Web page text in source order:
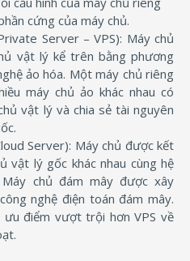
cứng của máy chủ.
Server – VPS): Máy chủ
vật lý kể trên bằng phương
ảo hóa. Một máy chủ riêng
máy chủ ảo khác nhau có
vật lý và chia sẻ tài nguyên
Server): Máy chủ được kết
vật lý gốc khác nhau cùng hệ
chủ đám mây được xây
nghệ điện toán đám mây.
ưu điểm vượt trội hơn VPS về